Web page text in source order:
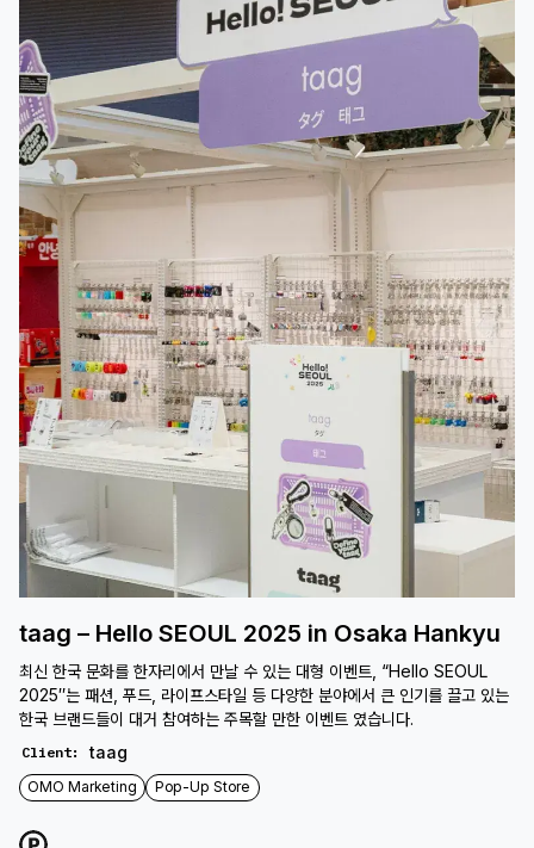
taag – Hello SEOUL 2025 in Osaka Hankyu
최신 한국 문화를 한자리에서 만날 수 있는 대형 이벤트, “Hello SEOUL
2025″는 패션, 푸드, 라이프스타일 등 다양한 분야에서 큰 인기를 끌고 있는
한국 브랜드들이 대거 참여하는 주목할 만한 이벤트 였습니다.
Client: taag
OMO Marketing Pop-Up Store